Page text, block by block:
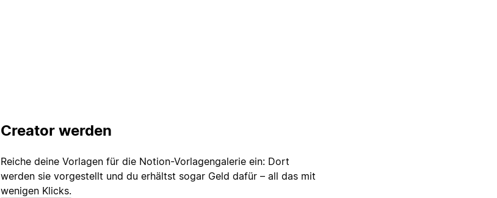
Creator werden
Reiche deine Vorlagen für die Notion-Vorlagengalerie ein: Dort
werden sie vorgestellt und du erhältst sogar Geld dafür – all das mit
wenigen Klicks.